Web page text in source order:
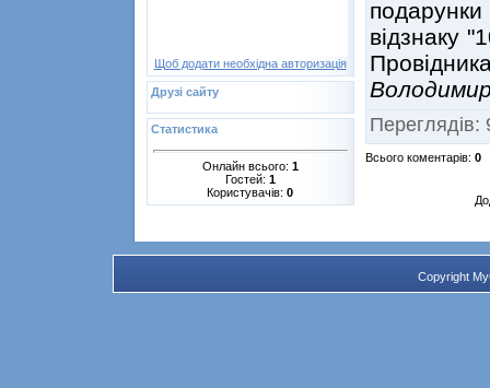
Щоб додати необхідна авторизація
Друзі сайту
Статистика
Онлайн всього: 1
Гостей: 1
Користувачів: 0
відзнаку
Переглядів:
Всього коментарів: 0
Copyright